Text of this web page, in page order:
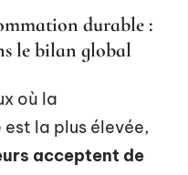
durable :
le bilan global
où la
la plus élevée,
acceptent de